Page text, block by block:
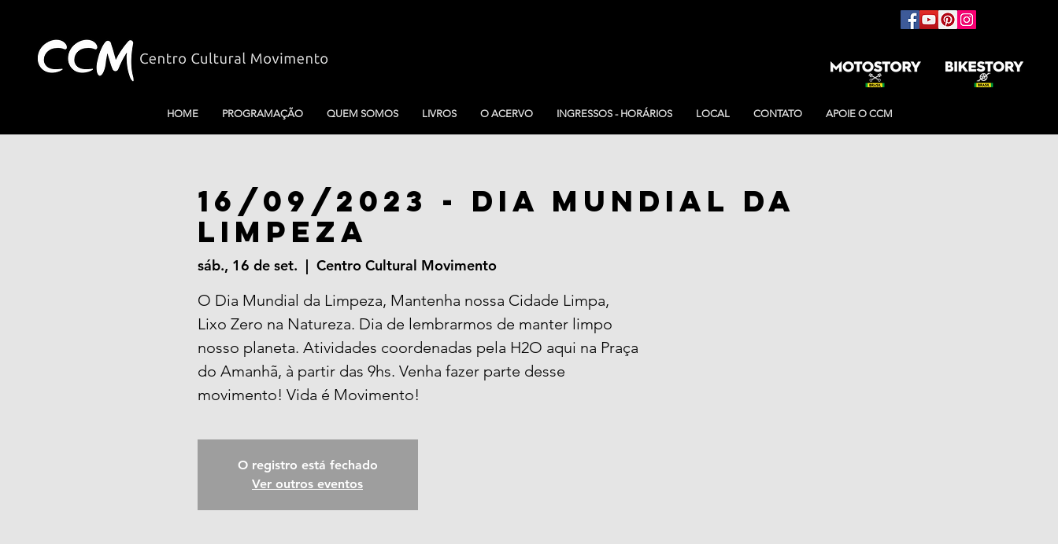
HOME PROGRAMAÇÃO QUEM SOMOS LIVROS O ACERVO INGRESSOS - HORÁRIOS LOCAL CONTATO APOIE O CCM
16/09/2023 - Dia Mundial da
Limpeza
sáb., 16 de set.
  |
Centro Cultural Movimento
O Dia Mundial da Limpeza, Mantenha nossa Cidade Limpa,
Lixo Zero na Natureza. Dia de lembrarmos de manter limpo
nosso planeta. Atividades coordenadas pela H2O aqui na Praça
do Amanhã, à partir das 9hs. Venha fazer parte desse
movimento! Vida é Movimento!
O registro está fechado
Ver outros eventos